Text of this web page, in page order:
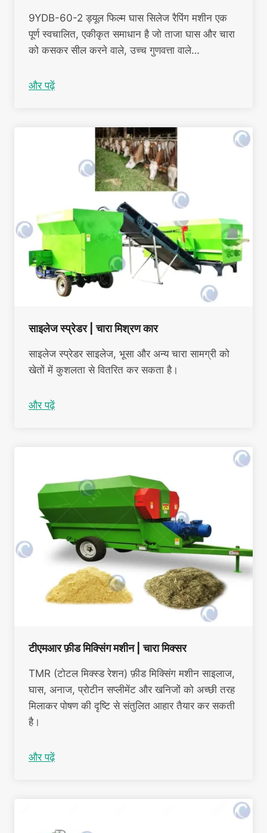
9YDB-60-2 ड्यूल फिल्म घास सिलेज रैपिंग मशीन एक
पूर्ण स्वचालित, एकीकृत समाधान है जो ताजा घास और चारा
को कसकर सील करने वाले, उच्च गुणवत्ता वाले…
और पढ़ें
साइलेज स्प्रेडर | चारा मिश्रण कार
साइलेज स्प्रेडर साइलेज, भूसा और अन्य चारा सामग्री को
खेतों में कुशलता से वितरित कर सकता है।
और पढ़ें
टीएमआर फ़ीड मिक्सिंग मशीन | चारा मिक्सर
TMR (टोटल मिक्स्ड रेशन) फ़ीड मिक्सिंग मशीन साइलाज,
घास, अनाज, प्रोटीन सप्लीमेंट और खनिजों को अच्छी तरह
मिलाकर पोषण की दृष्टि से संतुलित आहार तैयार कर सकती
है।
और पढ़ें